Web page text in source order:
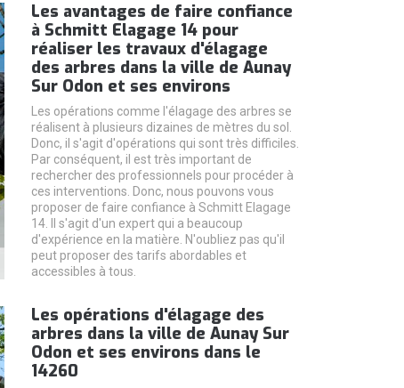
Les avantages de faire confiance
à Schmitt Elagage 14 pour
réaliser les travaux d'élagage
des arbres dans la ville de Aunay
Sur Odon et ses environs
Les opérations comme l'élagage des arbres se
réalisent à plusieurs dizaines de mètres du sol.
Donc, il s'agit d'opérations qui sont très difficiles.
Par conséquent, il est très important de
rechercher des professionnels pour procéder à
ces interventions. Donc, nous pouvons vous
proposer de faire confiance à Schmitt Elagage
14. Il s'agit d'un expert qui a beaucoup
d'expérience en la matière. N'oubliez pas qu'il
peut proposer des tarifs abordables et
accessibles à tous.
Les opérations d'élagage des
arbres dans la ville de Aunay Sur
Odon et ses environs dans le
14260